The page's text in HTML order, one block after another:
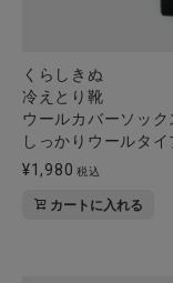
くらしきぬ
冷えとり靴
ウールカバーソック
しっかりウールタイ
¥1,980 税込
カートに入れる